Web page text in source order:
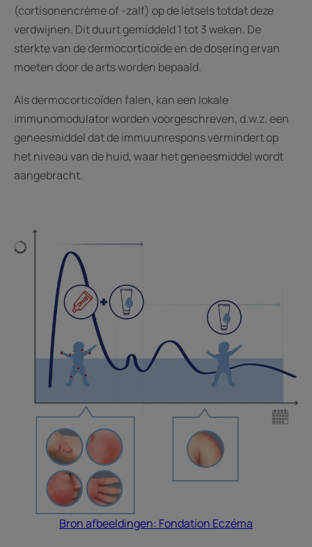
(cortisonencrème of -zalf) op de letsels totdat deze
verdwijnen. Dit duurt gemiddeld 1 tot 3 weken. De
sterkte van de dermocorticoïde en de dosering ervan
moeten door de arts worden bepaald.
Als dermocorticoïden falen, kan een lokale
immunomodulator worden voorgeschreven, d.w.z. een
geneesmiddel dat de immuunrespons vermindert op
het niveau van de huid, waar het geneesmiddel wordt
aangebracht.
Bron afbeeldingen: Fondation Eczéma